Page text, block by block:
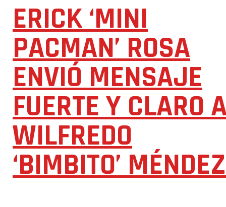
ERICK ‘MINI
PACMAN’ ROSA
ENVIÓ MENSAJE
FUERTE Y CLARO
WILFREDO
‘BIMBITO’ MÉNDEZ